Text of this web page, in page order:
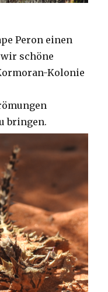
Peron einen
schöne
Kolonie
bringen.